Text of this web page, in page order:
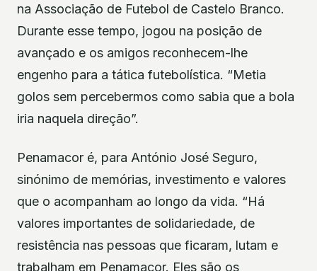
na Associação de Futebol de Castelo Branco.
Durante esse tempo, jogou na posição de
avançado e os amigos reconhecem-lhe
engenho para a tática futebolística. “Metia
golos sem percebermos como sabia que a bola
iria naquela direção”.
Penamacor é, para António José Seguro,
sinónimo de memórias, investimento e valores
que o acompanham ao longo da vida. “Há
valores importantes de solidariedade, de
resistência nas pessoas que ficaram, lutam e
trabalham em Penamacor. Eles são os